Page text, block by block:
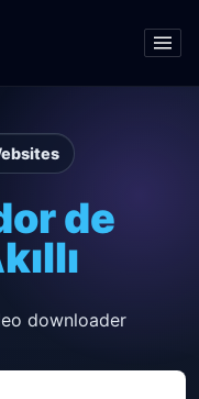
de
downloader